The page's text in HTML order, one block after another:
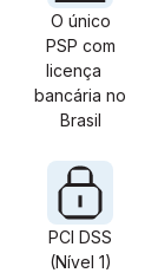
O único
PSP com
licença
bancária no
Brasil
PCI DSS
(Nível 1)